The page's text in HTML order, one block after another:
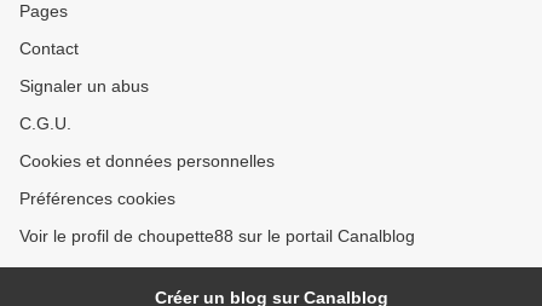
Pages
Contact
Signaler un abus
C.G.U.
Cookies et données personnelles
Préférences cookies
Voir le profil de choupette88 sur le portail Canalblog
Créer un blog sur Canalblog